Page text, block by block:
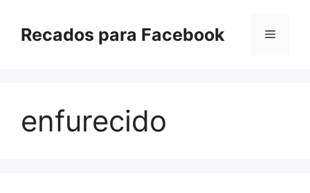
paraRecados para Facebook Menu
enfurecido